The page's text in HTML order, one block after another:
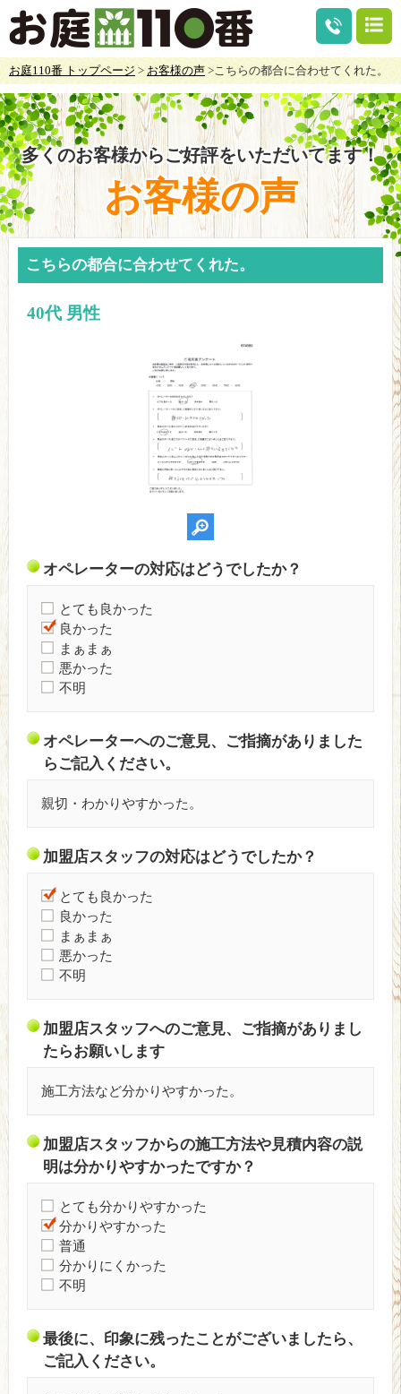
お庭110番 トップページ >お客様の声>こちらの都合に合わせてくれた。
多くのお客様からご好評をいただいてます！
お客様の声
こちらの都合に合わせてくれた。
40代 男性
オペレーターの対応はどうでしたか？
とても良かった
良かった
まぁまぁ
悪かった
不明
オペレーターへのご意見、ご指摘がありました
らご記入ください。
親切・わかりやすかった。
加盟店スタッフの対応はどうでしたか？
とても良かった
良かった
まぁまぁ
悪かった
不明
加盟店スタッフへのご意見、ご指摘がありまし
たらお願いします
施工方法など分かりやすかった。
加盟店スタッフからの施工方法や見積内容の説
明は分かりやすかったですか？
とても分かりやすかった
分かりやすかった
普通
分かりにくかった
不明
最後に、印象に残ったことがございましたら、
ご記入ください。